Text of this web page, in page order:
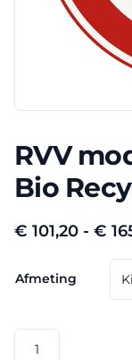
RVV
Bio
€ 101,20 - €
Afmeting